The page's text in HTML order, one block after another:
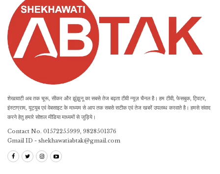
शेखावाटी अब तक चूरू, सीकर और झुंझुनू का सबसे तेज बढ़ता टीवी न्यूज़ चैनल है। हम टीवी, फेसबुक, ट्विटर,
इंस्टाग्राम, यूट्यूब एवं वेबसाइट के माध्यम से आप तक सबसे सटीक एवं तेज खबरें उपलब्ध करवाते है। हमसे संवाद
करने हेतु हमारे सोशल मीडिया माध्यमों से जुड़िये।
Contact No. 01572255999, 9828501376
Gmail ID - shekhawatiabtak@gmail.com